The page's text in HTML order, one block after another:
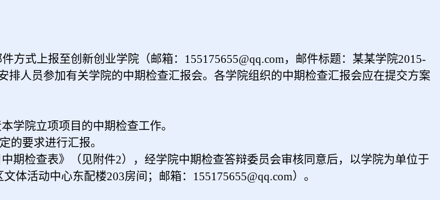
方式上报至创新创业学院（邮箱： 155175655@qq.com，邮件标题：某某学院2015-
人员参加有关学院的中期检查汇报会。各学院组织的中期检查汇报会应在提交方案
学院立项项目的中期检查工作。
的要求进行汇报。
期检查表》（见附件2），经学院中期检查答辩委员会审核同意后，以学院为单位于
体活动中心东配楼203房间；邮箱： 155175655@qq.com）。